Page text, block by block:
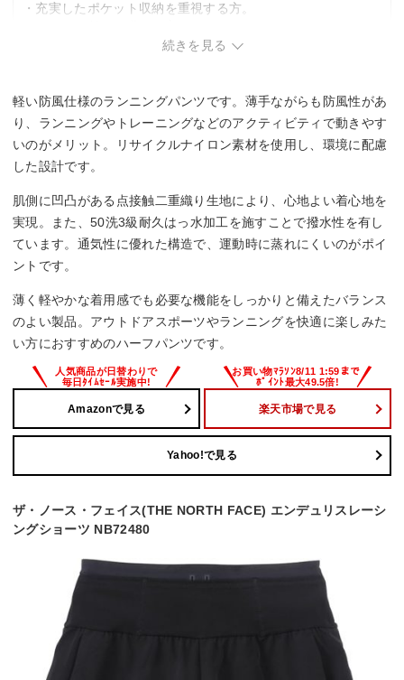
・充実したポケット収納を重視する方。
続きを見る
軽い防風仕様のランニングパンツです。薄手ながらも防風性があ
り、ランニングやトレーニングなどのアクティビティで動きやす
いのがメリット。リサイクルナイロン素材を使用し、環境に配慮
した設計です。
肌側に凹凸がある点接触二重織り生地により、心地よい着心地を
実現。また、50洗3級耐久はっ水加工を施すことで撥水性を有し
ています。通気性に優れた構造で、運動時に蒸れにくいのがポイ
ントです。
薄く軽やかな着用感でも必要な機能をしっかりと備えたバランス
のよい製品。アウトドアスポーツやランニングを快適に楽しみた
い方におすすめのハーフパンツです。
Amazonで見る 楽天市場で見る
Yahoo!で見る
ザ・ノース・フェイス(THE NORTH FACE) エンデュリスレーシ
ングショーツ NB72480